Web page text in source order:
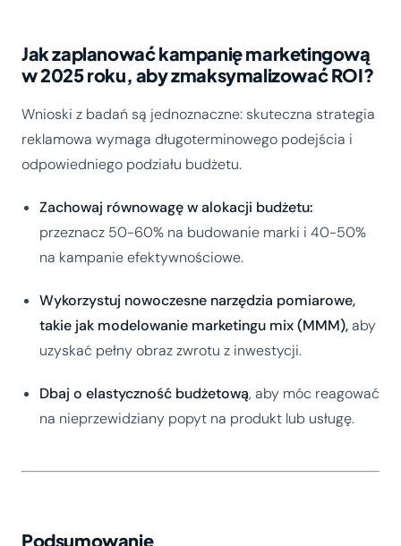
Jak zaplanować kampanię marketingową
w 2025 roku, aby zmaksymalizować ROI?
Wnioski z badań są jednoznaczne: skuteczna strategia
reklamowa wymaga długoterminowego podejścia i
odpowiedniego podziału budżetu.
Zachowaj równowagę w alokacji budżetu:
przeznacz 50-60% na budowanie marki i 40-50%
na kampanie efektywnościowe.
Wykorzystuj nowoczesne narzędzia pomiarowe,
takie jak modelowanie marketingu mix (MMM),aby
uzyskać pełny obraz zwrotu z inwestycji.
Dbaj o elastyczność budżetową, aby móc reagować
na nieprzewidziany popyt na produkt lub usługę.
Podsumowanie